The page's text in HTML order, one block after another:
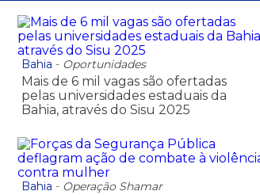
Bahia - Oportunidades
Mais de 6 mil vagas são ofertadas
pelas universidades estaduais da
Bahia, através do Sisu 2025
Bahia - Operação Shamar